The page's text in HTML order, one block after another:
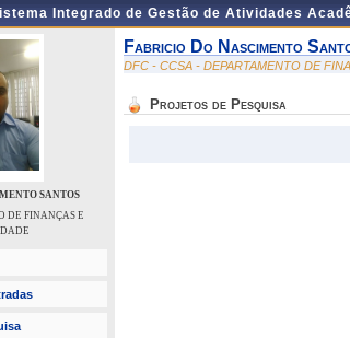
Integrado de Gestão de Atividades
SANTOS
DE FINANÇAS E
Fabricio Do Nascimento
DFC - CCSA - DEPARTAMENTO DE
Projetos de Pesquisa